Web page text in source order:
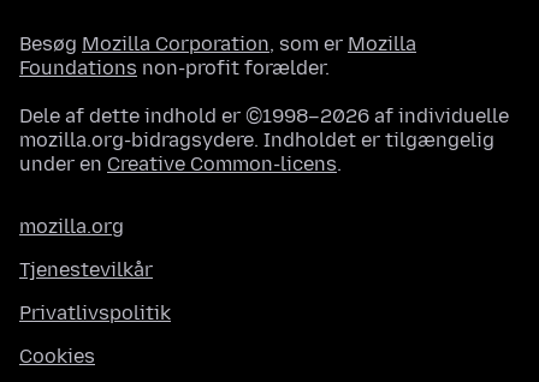
Besøg Mozilla Corporation, som er Mozilla
Foundations non-profit forælder.
Dele af dette indhold er ©1998–2026 af individuelle
mozilla.org-bidragsydere. Indholdet er tilgængelig
under en Creative Common-licens.
mozilla.org
Tjenestevilkår
Privatlivspolitik
Cookies